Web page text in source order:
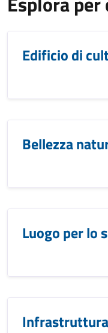
Edificio di
Bellezza
Luogo per lo